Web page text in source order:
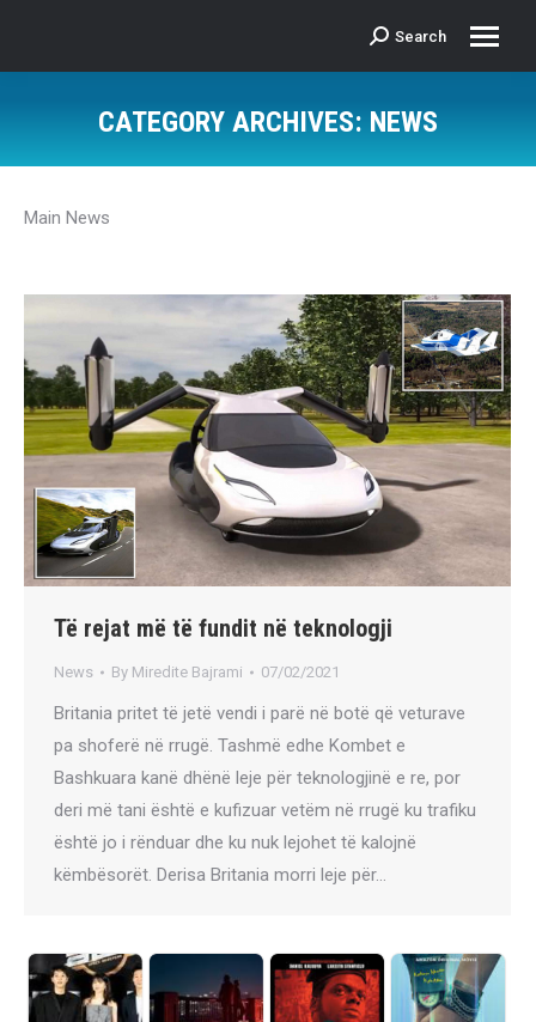
Search:
Search
CATEGORY ARCHIVES: NEWS
Main News
Të rejat më të fundit në teknologji
News By Miredite Bajrami 07/02/2021
Britania pritet të jetë vendi i parë në botë që veturave
pa shoferë në rrugë. Tashmë edhe Kombet e
Bashkuara kanë dhënë leje për teknologjinë e re, por
deri më tani është e kufizuar vetëm në rrugë ku trafiku
është jo i rënduar dhe ku nuk lejohet të kalojnë
këmbësorët. Derisa Britania morri leje për…